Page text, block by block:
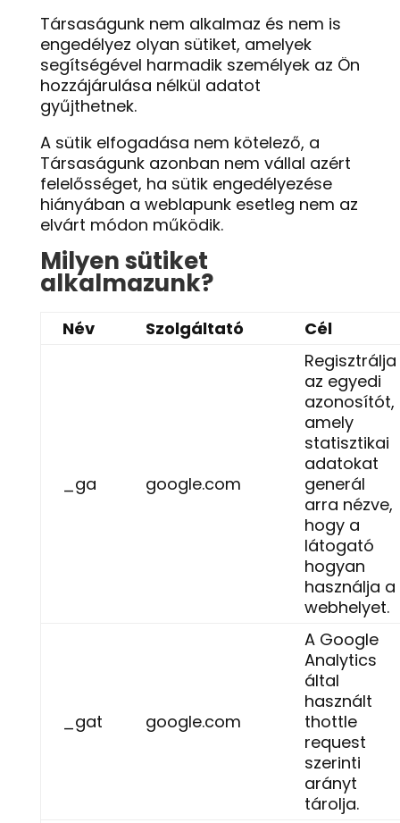
Társaságunk nem alkalmaz és nem is
engedélyez olyan sütiket, amelyek
segítségével harmadik személyek az Ön
hozzájárulása nélkül adatot
gyűjthetnek.
A sütik elfogadása nem kötelező, a
Társaságunk azonban nem vállal azért
felelősséget, ha sütik engedélyezése
hiányában a weblapunk esetleg nem az
elvárt módon működik.
Milyen sütiket
alkalmazunk?
Név Szolgáltató Cél
_ga google.com
Regisztrálja
az egyedi
azonosítót,
amely
statisztikai
adatokat
generál
arra nézve,
hogy a
látogató
hogyan
használja a
webhelyet.
_gat google.com
A Google
Analytics
által
használt
thottle
request
szerinti
arányt
tárolja.